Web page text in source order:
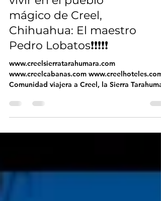
El pintor que decidió
vivir en el pueblo
mágico de Creel,
Chihuahua: El maestro
Pedro Lobatos❗❗❗❗❗
www.creelsierratarahumara.com
www.creelcabanas.com www.creelhoteles.com